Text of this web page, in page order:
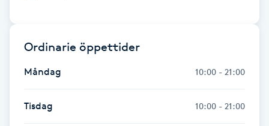
Frisör
Funktionsanalys
Färgning
Ordinarie öppettider
Måndag 10:00 - 21:00
Tisdag 10:00 - 21:00